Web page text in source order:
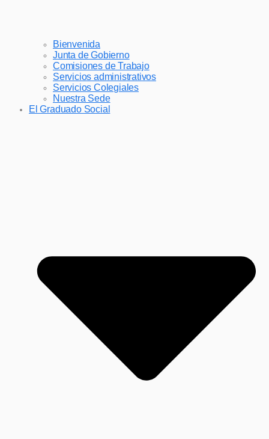
Bienvenida
Junta de Gobierno
Comisiones de Trabajo
Servicios administrativos
Servicios Colegiales
Nuestra Sede
El Graduado Social